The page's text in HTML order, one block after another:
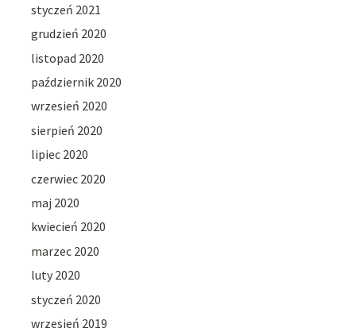
styczeń 2021
grudzień 2020
listopad 2020
październik 2020
wrzesień 2020
sierpień 2020
lipiec 2020
czerwiec 2020
maj 2020
kwiecień 2020
marzec 2020
luty 2020
styczeń 2020
wrzesień 2019